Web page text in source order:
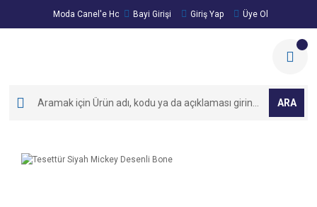
Moda Canel'e Hoşgeldiniz!
Bayi Girişi Giriş Yap Üye Ol
ARA